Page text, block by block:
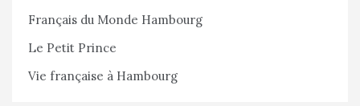
Français du Monde Hambourg
Le Petit Prince
Vie française à Hambourg